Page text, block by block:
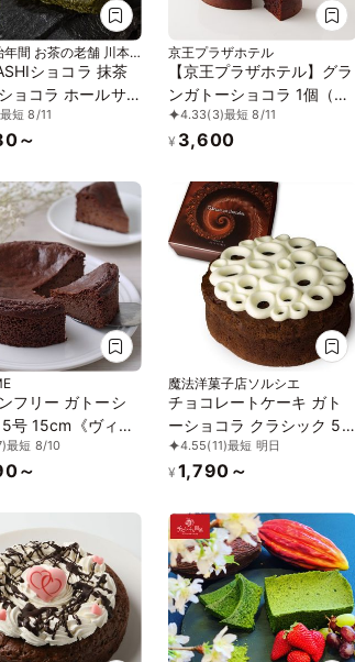
年間 お茶の老舗 川本
ショコラ 抹茶
ョコラ ホールサ
ト お中元2026
最短 8/11
～
京王プラザホテル
【京王プラザホテル】グラ
ンガトーショコラ 1個（直
径16cm）
4.33(3)最短 8/11
¥ 3,600
フリー ガトーシ
5号 15cm《ヴィー
アレルギー対応》
し》《卵なし》
ツ・ヴィーガンケー
最短 8/10
～
魔法洋菓子店ソルシエ
チョコレートケーキ ガト
ーショコラ クラシック 5号
直径15cm 4人～6人分 約
320g「選べる飾り： バー
4.55(11)最短 明日
¥ 1,790～